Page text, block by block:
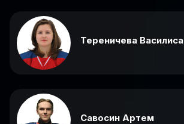
Тереничева Василиса
Савосин Артем